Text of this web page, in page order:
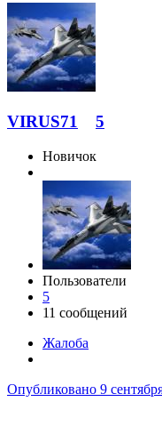
VIRUS71 5
Новичок
Пользователи
5
11 сообщений
Жалоба
Опубликовано 9